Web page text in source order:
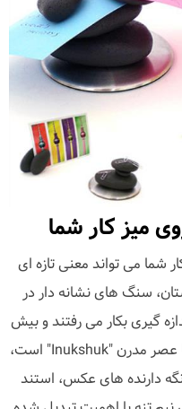
میز کار شما
شما می تواند معنی تازه ای
سنگ های نشانه دار در
گیری بکار می رفتند و بیش
از یک سنگ ساده معنی داشتند. اینجا عصر مدرن "Inukshuk" است،
دارنده های عکس، استند